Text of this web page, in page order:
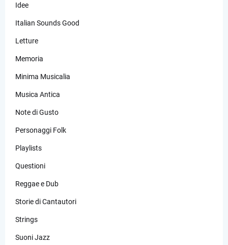
Idee
Italian Sounds Good
Letture
Memoria
Minima Musicalia
Musica Antica
Note di Gusto
Personaggi Folk
Playlists
Questioni
Reggae e Dub
Storie di Cantautori
Strings
Suoni Jazz